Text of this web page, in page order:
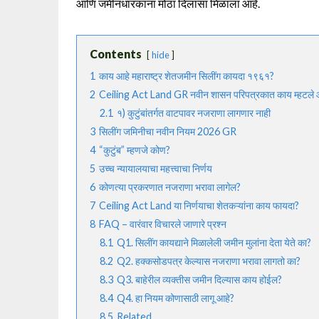
आणि जमीनधारकांना मोठा दिलासा मिळाला आहे.
Contents hide
1 काय आहे महाराष्ट्र शेतजमीन सिलींग कायदा १९६१?
2 Ceiling Act Land GR नवीन शासन परिपत्रकात काय म्हटले
2.1 १) कुटुंबांतर्गत वाटपावर नजराणा लागणार नाही
3 सिलींग जमिनीचा नवीन नियम 2026 GR
4 “कुटुंब” म्हणजे कोण?
5 उच्च न्यायालयाचा महत्त्वाचा निर्णय
6 कोणत्या प्रकरणात नजराणा भरावा लागेल?
7 Ceiling Act Land या निर्णयाचा शेतकऱ्यांना काय फायदा?
8 FAQ – वारंवार विचारले जाणारे प्रश्न
8.1 Q1. सिलींग कायद्याने मिळालेली जमीन मुलांना देता येते का?
8.2 Q2. हक्कसोडपत्र केल्यास नजराणा भरावा लागतो का?
8.3 Q3. बाहेरील व्यक्तीस जमीन दिल्यास काय होईल?
8.4 Q4. हा नियम कोणासाठी लागू आहे?
8.5 Related